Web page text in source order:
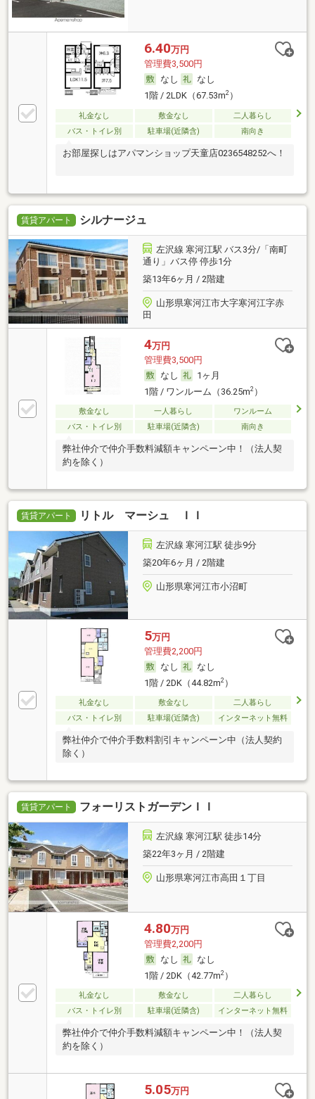
6.40万円
管理費3,500円
なし
なし
1階 / 2LDK（67.53m2）
礼金なし 敷金なし
二人暮らし
バス・トイレ別
駐車場(近隣含) 南向き
お部屋探しはアパマンショップ天童店0236548252へ！
賃貸アパート シルナージュ
左沢線 寒河江駅 バス3分/「南町
通り」バス停 停歩1分
築13年6ヶ月 / 2階建
山形県寒河江市大字寒河江字赤
田
4万円
管理費3,500円
なし
1ヶ月
1階 / ワンルーム（36.25m2）
敷金なし 一人暮らし
ワンルーム
バス・トイレ別
駐車場(近隣含) 南向き
弊社仲介で仲介手数料減額キャンペーン中！（法人契
約を除く）
賃貸アパート リトル マーシュ ＩＩ
左沢線 寒河江駅 徒歩9分
築20年6ヶ月 / 2階建
山形県寒河江市小沼町
5万円
管理費2,200円
なし
なし
1階 / 2DK（44.82m2）
礼金なし 敷金なし
二人暮らし
バス・トイレ別
駐車場(近隣含) インターネット無料
弊社仲介で仲介手数料割引キャンペーン中（法人契約
除く）
賃貸アパート フォーリストガーデンＩＩ
左沢線 寒河江駅 徒歩14分
築22年3ヶ月 / 2階建
山形県寒河江市高田１丁目
4.80万円
管理費2,200円
なし
なし
1階 / 2DK（42.77m2）
礼金なし 敷金なし
二人暮らし
バス・トイレ別
駐車場(近隣含) インターネット無料
弊社仲介で仲介手数料減額キャンペーン中！（法人契
約を除く）
5.05万円